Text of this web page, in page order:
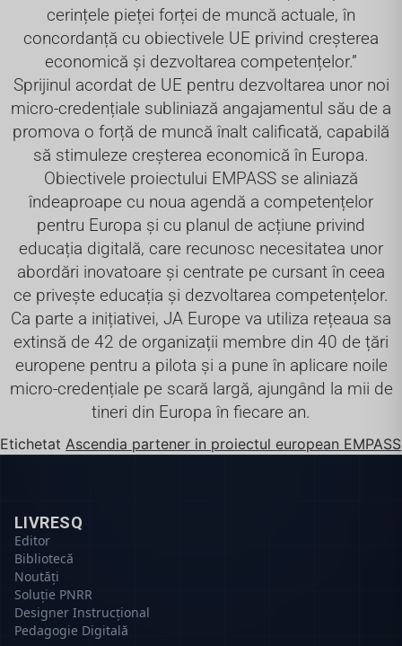
cerințele pieței forței de muncă actuale, în
concordanță cu obiectivele UE privind creșterea
economică și dezvoltarea competențelor.”
Sprijinul acordat de UE pentru dezvoltarea unor noi
micro-credențiale subliniază angajamentul său de a
promova o forță de muncă înalt calificată, capabilă
să stimuleze creșterea economică în Europa.
Obiectivele proiectului EMPASS se aliniază
îndeaproape cu noua agendă a competențelor
pentru Europa și cu planul de acțiune privind
educația digitală, care recunosc necesitatea unor
abordări inovatoare și centrate pe cursant în ceea
ce privește educația și dezvoltarea competențelor.
Ca parte a inițiativei, JA Europe va utiliza rețeaua sa
extinsă de 42 de organizații membre din 40 de țări
europene pentru a pilota și a pune în aplicare noile
micro-credențiale pe scară largă, ajungând la mii de
tineri din Europa în fiecare an.
Etichetat Ascendia partener in proiectul european EMPASS
LIVRESQ
Editor
Bibliotecă
Noutăți
Soluție PNRR
Designer Instrucțional
Pedagogie Digitală